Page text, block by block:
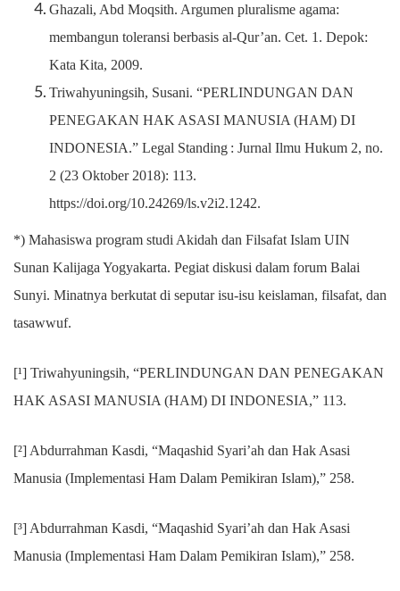
Ghazali, Abd Moqsith. Argumen pluralisme agama:
membangun toleransi berbasis al-Qur’an. Cet. 1. Depok:
Kata Kita, 2009.
Triwahyuningsih, Susani. “PERLINDUNGAN DAN
PENEGAKAN HAK ASASI MANUSIA (HAM) DI
INDONESIA.” Legal Standing : Jurnal Ilmu Hukum 2, no.
2 (23 Oktober 2018): 113.
https://doi.org/10.24269/ls.v2i2.1242.
*) Mahasiswa program studi Akidah dan Filsafat Islam UIN
Sunan Kalijaga Yogyakarta. Pegiat diskusi dalam forum Balai
Sunyi. Minatnya berkutat di seputar isu-isu keislaman, filsafat, dan
tasawwuf.
[¹] Triwahyuningsih, “PERLINDUNGAN DAN PENEGAKAN
HAK ASASI MANUSIA (HAM) DI INDONESIA,” 113.
[²] Abdurrahman Kasdi, “Maqashid Syari’ah dan Hak Asasi
Manusia (Implementasi Ham Dalam Pemikiran Islam),” 258.
[³] Abdurrahman Kasdi, “Maqashid Syari’ah dan Hak Asasi
Manusia (Implementasi Ham Dalam Pemikiran Islam),” 258.